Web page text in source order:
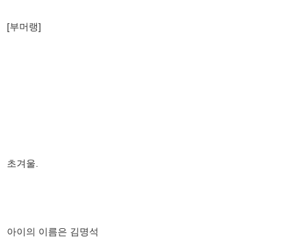
[부머랭]
초겨울.
아이의 이름은 김명석